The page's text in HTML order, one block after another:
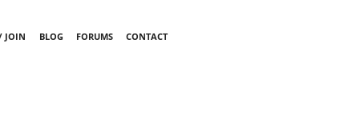
JOIN BLOG FORUMS
CONTACT